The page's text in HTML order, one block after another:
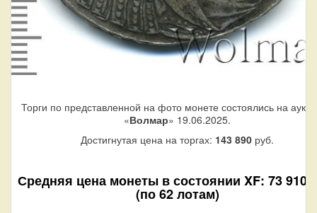
Торги по представленной на фото монете состоялись на
«Волмар» 19.06.2025.
Достигнутая цена на торгах: 143 890 руб.
Средняя цена монеты в состоянии XF: 73 910
(по 62 лотам)